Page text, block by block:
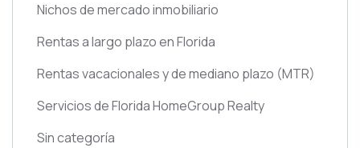
Nichos de mercado inmobiliario
Rentas a largo plazo en Florida
Rentas vacacionales y de mediano plazo (MTR)
Servicios de Florida HomeGroup Realty
Sin categoría